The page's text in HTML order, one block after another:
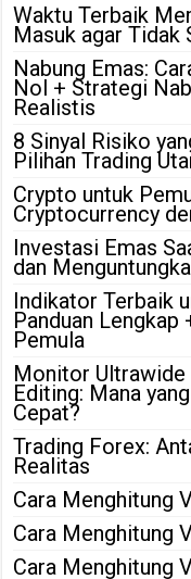
Waktu Terbaik
Masuk agar Tidak
Nabung Emas:
Nol + Strategi
Realistis
8 Sinyal Risiko
Pilihan Trading
Crypto untuk
Cryptocurrency
Investasi Emas
dan
Indikator Terbaik
Panduan
Pemula
Monitor Ultrawide
Editing: Mana
Cepat?
Trading Forex:
Realitas
Cara Menghitung
Cara Menghitung
Cara Menghitung